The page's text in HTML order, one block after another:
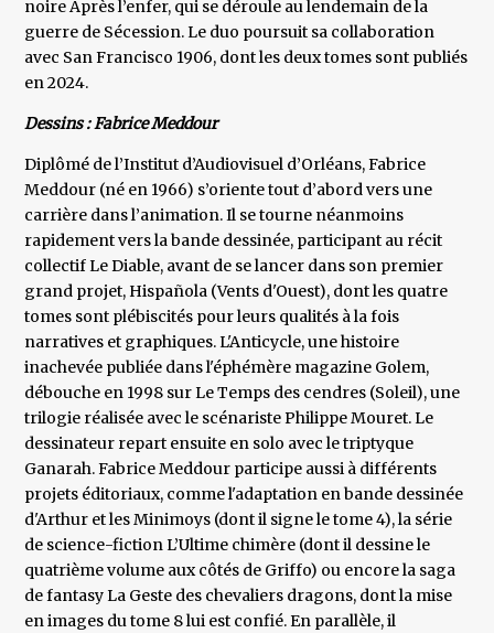
noire Après l’enfer, qui se déroule au lendemain de la
guerre de Sécession. Le duo poursuit sa collaboration
avec San Francisco 1906, dont les deux tomes sont publiés
en 2024.
Dessins : Fabrice Meddour
Diplômé de l’Institut d’Audiovisuel d’Orléans, Fabrice
Meddour (né en 1966) s’oriente tout d’abord vers une
carrière dans l’animation. Il se tourne néanmoins
rapidement vers la bande dessinée, participant au récit
collectif Le Diable, avant de se lancer dans son premier
grand projet, Hispañola (Vents d'Ouest), dont les quatre
tomes sont plébiscités pour leurs qualités à la fois
narratives et graphiques. L'Anticycle, une histoire
inachevée publiée dans l'éphémère magazine Golem,
débouche en 1998 sur Le Temps des cendres (Soleil), une
trilogie réalisée avec le scénariste Philippe Mouret. Le
dessinateur repart ensuite en solo avec le triptyque
Ganarah. Fabrice Meddour participe aussi à différents
projets éditoriaux, comme l'adaptation en bande dessinée
d'Arthur et les Minimoys (dont il signe le tome 4), la série
de science-fiction L’Ultime chimère (dont il dessine le
quatrième volume aux côtés de Griffo) ou encore la saga
de fantasy La Geste des chevaliers dragons, dont la mise
en images du tome 8 lui est confié. En parallèle, il